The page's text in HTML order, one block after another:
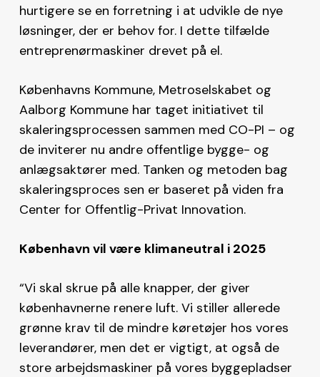
hurtigere se en forretning i at udvikle de nye
løsninger, der er behov for. I dette tilfælde
entreprenørmaskiner drevet på el.
Københavns Kommune, Metroselskabet og
Aalborg Kommune har taget initiativet til
skaleringsprocessen sammen med CO-PI – og
de inviterer nu andre offentlige bygge- og
anlægsaktører med. Tanken og metoden bag
skaleringsproces sen er baseret på viden fra
Center for Offentlig-Privat Innovation.
København vil være klimaneutral i 2025
“Vi skal skrue på alle knapper, der giver
københavnerne renere luft. Vi stiller allerede
grønne krav til de mindre køretøjer hos vores
leverandører, men det er vigtigt, at også de
store arbejdsmaskiner på vores byggepladser